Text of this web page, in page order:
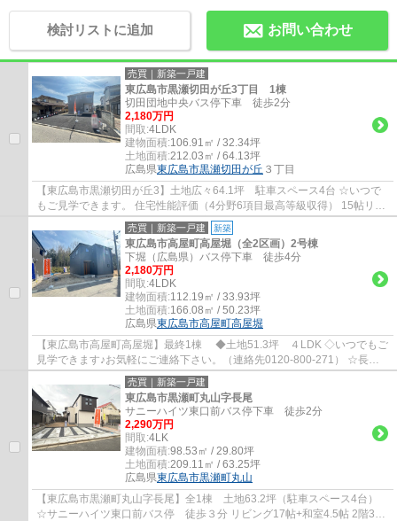
検討リストに追加 お問い合わせ
売買｜新築一戸建
東広島市黒瀬切田が丘3丁目 1棟
切田団地中央バス停下車 徒歩2分
2,180万円
間取:4LDK
建物面積:106.91㎡ / 32.34坪
土地面積:212.03㎡ / 64.13坪
広島県東広島市黒瀬切田が丘 ３丁目
【東広島市黒瀬切田が丘3】土地広々64.1坪 駐車スペース4台 ☆いつで
もご見学できます。 住宅性能評価（4分野6項目最高等級収得） 15帖リビ
ング+5.2帖和洋室 2階3部屋（全居室6帖以...
売買｜新築一戸建 新築
東広島市高屋町高屋堀（全2区画）2号棟
下堀（広島県）バス停下車 徒歩4分
2,180万円
間取:4LDK
建物面積:112.19㎡ / 33.93坪
土地面積:166.08㎡ / 50.23坪
広島県東広島市高屋町高屋堀
【東広島市高屋町高屋堀】最終1棟 ◆土地51.3坪 ４LDK ◇いつでもご
見学できます♪お気軽にご連絡下さい。（連絡先0120-800-271） ☆長期
優良住宅 ☆設計・建設W性能評価住宅 ☆引渡後無...
売買｜新築一戸建
東広島市黒瀬町丸山字長尾
サニーハイツ東口前バス停下車 徒歩2分
2,290万円
間取:4LK
建物面積:98.53㎡ / 29.80坪
土地面積:209.11㎡ / 63.25坪
広島県東広島市黒瀬町丸山
【東広島市黒瀬町丸山字長尾】全1棟 土地63.2坪（駐車スペース4台）
☆サニーハイツ東口前バス停 徒歩３分 リビング17帖+和室4.5帖 2階3部